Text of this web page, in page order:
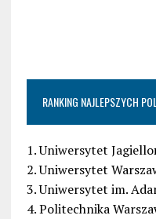
RANKING NAJLEPSZYCH
1. Uniwersytet
2. Uniwersytet
3. Uniwersytet im.
4. Politechnika